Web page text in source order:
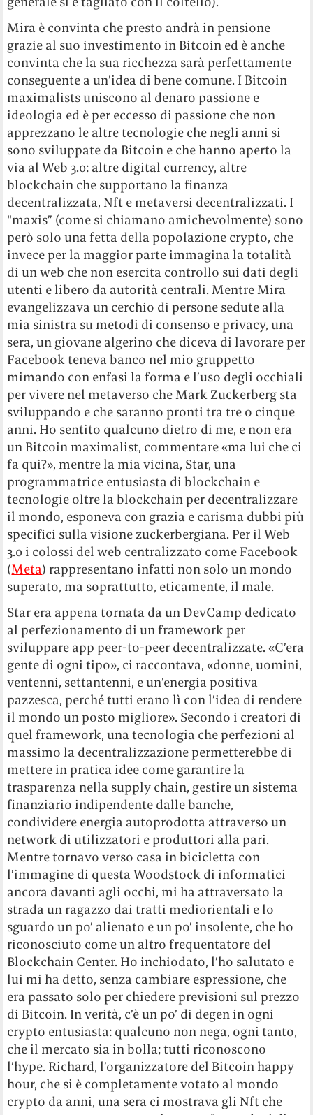
Mira è convinta che presto andrà in pensione
grazie al suo investimento in Bitcoin ed è anche
convinta che la sua ricchezza sarà perfettamente
conseguente a un’idea di bene comune. I Bitcoin
maximalists uniscono al denaro passione e
ideologia ed è per eccesso di passione che non
apprezzano le altre tecnologie che negli anni si
sono sviluppate da Bitcoin e che hanno aperto la
via al Web 3.0: altre digital currency, altre
blockchain che supportano la finanza
decentralizzata, Nft e metaversi decentralizzati. I
“maxis” (come si chiamano amichevolmente) sono
però solo una fetta della popolazione crypto, che
invece per la maggior parte immagina la totalità
di un web che non esercita controllo sui dati degli
utenti e libero da autorità centrali. Mentre Mira
evangelizzava un cerchio di persone sedute alla
mia sinistra su metodi di consenso e privacy, una
sera, un giovane algerino che diceva di lavorare per
Facebook teneva banco nel mio gruppetto
mimando con enfasi la forma e l’uso degli occhiali
per vivere nel metaverso che Mark Zuckerberg sta
sviluppando e che saranno pronti tra tre o cinque
anni. Ho sentito qualcuno dietro di me, e non era
un Bitcoin maximalist, commentare «ma lui che ci
fa qui?», mentre la mia vicina, Star, una
programmatrice entusiasta di blockchain e
tecnologie oltre la blockchain per decentralizzare
il mondo, esponeva con grazia e carisma dubbi più
specifici sulla visione zuckerbergiana. Per il Web
3.0 i colossi del web centralizzato come Facebook
(Meta) rappresentano infatti non solo un mondo
superato, ma soprattutto, eticamente, il male.
Star era appena tornata da un DevCamp dedicato
al perfezionamento di un framework per
sviluppare app peer-to-peer decentralizzate. «C’era
gente di ogni tipo», ci raccontava, «donne, uomini,
ventenni, settantenni, e un’energia positiva
pazzesca, perché tutti erano lì con l’idea di rendere
il mondo un posto migliore». Secondo i creatori di
quel framework, una tecnologia che perfezioni al
massimo la decentralizzazione permetterebbe di
mettere in pratica idee come garantire la
trasparenza nella supply chain, gestire un sistema
finanziario indipendente dalle banche,
condividere energia autoprodotta attraverso un
network di utilizzatori e produttori alla pari.
Mentre tornavo verso casa in bicicletta con
l’immagine di questa Woodstock di informatici
ancora davanti agli occhi, mi ha attraversato la
strada un ragazzo dai tratti mediorientali e lo
sguardo un po’ alienato e un po’ insolente, che ho
riconosciuto come un altro frequentatore del
Blockchain Center. Ho inchiodato, l’ho salutato e
lui mi ha detto, senza cambiare espressione, che
era passato solo per chiedere previsioni sul prezzo
di Bitcoin. In verità, c’è un po’ di degen in ogni
crypto entusiasta: qualcuno non nega, ogni tanto,
che il mercato sia in bolla; tutti riconoscono
l’hype. Richard, l’organizzatore del Bitcoin happy
hour, che si è completamente votato al mondo
crypto da anni, una sera ci mostrava gli Nft che